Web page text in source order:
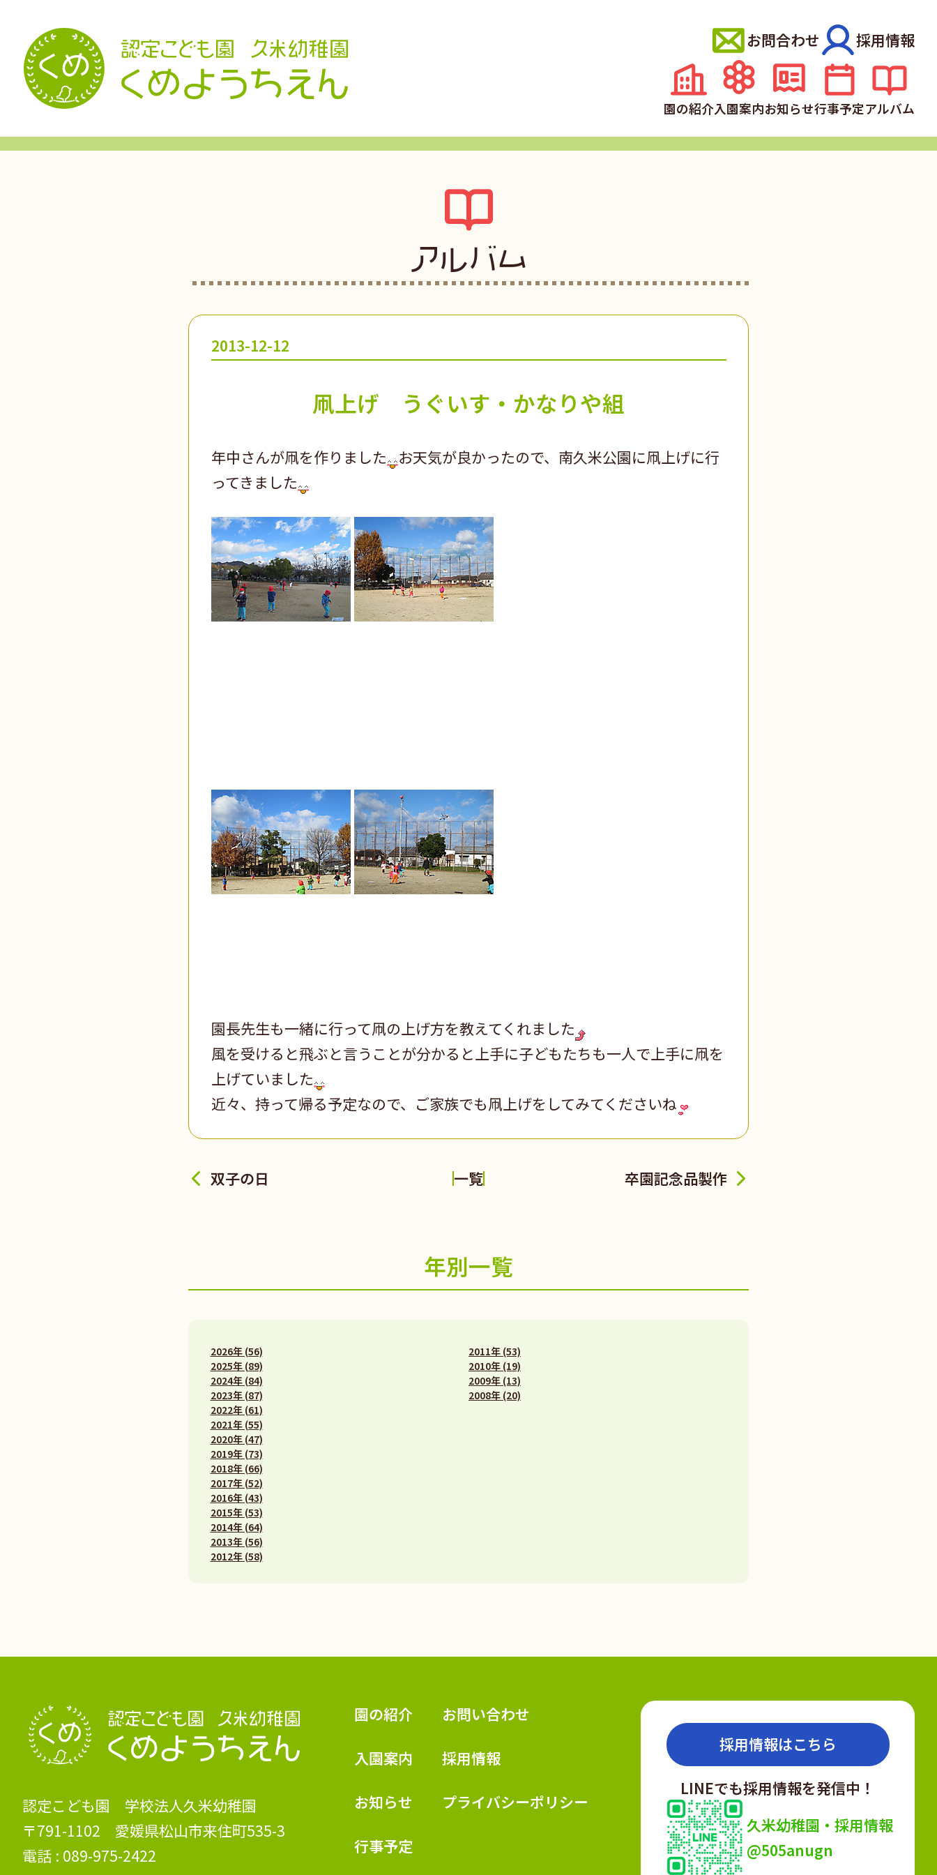
園の紹介入園案内お知らせ行事予定アルバム
お問合わせ 採用情報
アルバム
2013-12-12
凧上げ うぐいす・かなりや組
年中さんが凧を作りました
お天気が良かったので、南久米公園に凧上げに行
ってきました
園長先生も一緒に行って凧の上げ方を教えてくれました
風を受けると飛ぶと言うことが分かると上手に子どもたちも一人で上手に凧を
上げていました
近々、持って帰る予定なので、ご家族でも凧上げをしてみてくださいね
双子の日 一覧 卒園記念品製作
年別一覧
2026年 (56)
2025年 (89)
2024年 (84)
2023年 (87)
2022年 (61)
2021年 (55)
2020年 (47)
2019年 (73)
2018年 (66)
2017年 (52)
2016年 (43)
2015年 (53)
2014年 (64)
2013年 (56)
2012年 (58)
2011年 (53)
2010年 (19)
2009年 (13)
2008年 (20)
認定こども園 学校法人久米幼稚園
認定こども園 学校法人久米幼稚園
〒791-1102 愛媛県松山市来住町535-3
電話 : 089-975-2422
園の紹介
入園案内
お知らせ
行事予定
お問い合わせ
採用情報
プライバシーポリシー
採用情報はこちら
LINEでも採用情報を発信中！
久米幼稚園・採用情報
@505anugn